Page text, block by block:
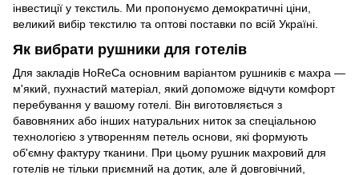
інвестиції у текстиль. Ми пропонуємо демократичні ціни,
великий вибір текстилю та оптові поставки по всій Україні.
Як вибрати рушники для готелів
Для закладів HoReCa основним варіантом рушників є махра —
м'який, пухнастий матеріал, який допоможе відчути комфорт
перебування у вашому готелі. Він виготовляється з
бавовняних або інших натуральних ниток за спеціальною
технологією з утворенням петель основи, які формують
об'ємну фактуру тканини. При цьому рушник махровий для
готелів не тільки приємний на дотик, але й довговічний,